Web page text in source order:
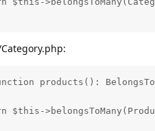
products():
$this-